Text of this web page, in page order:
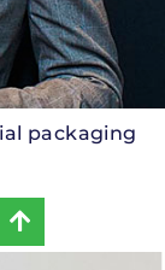
packaging